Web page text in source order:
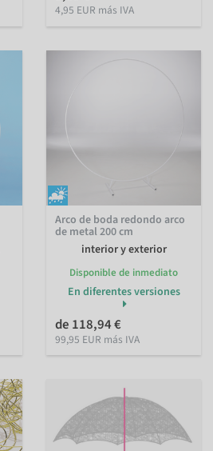
4,95 EUR más IVA
Arco de boda redondo arco
de metal 200 cm
interior y exterior
Disponible de inmediato
En diferentes versiones
de 118,94 €
99,95 EUR más IVA